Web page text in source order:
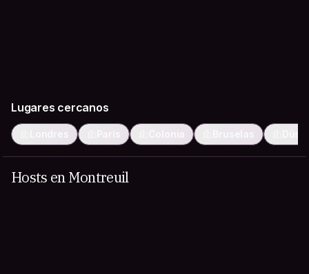
Lugares cercanos
Londres París Colonia Bruselas
Hosts en Montreuil